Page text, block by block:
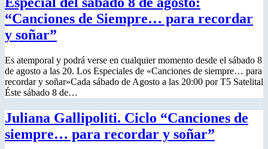
“Canciones de Siempre… para recordar
y soñar”
Es atemporal y podrá verse en cualquier momento desde el sábado 8
de agosto a las 20. Los Especiales de «Canciones de siempre… para
recordar y soñar»Cada sábado de Agosto a las 20:00 por T5 Satelital
Éste sábado 8 de…
Juliana Gallipoliti. Ciclo “Canciones de
siempre… para recordar y soñar”